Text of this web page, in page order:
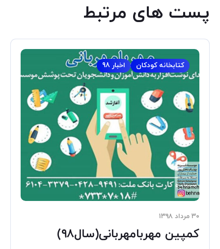
پست های مرتبط
اخبار 98 کتابخانه کودکان
۳۰ مرداد ۱۳۹۸
کمپین مهربامهربانی(سال۹۸)